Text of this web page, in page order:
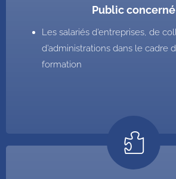
Public concerné
Les salariés d’entreprises, de
d’administrations dans le cadre
formation